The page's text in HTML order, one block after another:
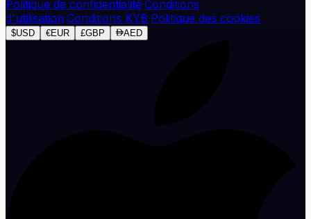
Politique de confidentialité·Conditions
d'utilisation·Conditions KYB·Politique des cookies
$USD €EUR £GBP AED